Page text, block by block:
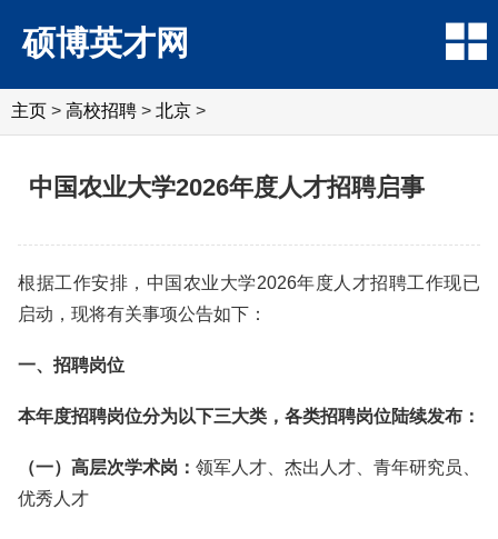
硕博英才网
主页 > 高校招聘 > 北京 >
中国农业大学2026年度人才招聘启事
根据工作安排，中国农业大学2026年度人才招聘工作现已
启动，现将有关事项公告如下：
一、招聘岗位
本年度招聘岗位分为以下三大类，各类招聘岗位陆续发布：
（一）高层次学术岗： 领军人才、杰出人才、青年研究员、
优秀人才